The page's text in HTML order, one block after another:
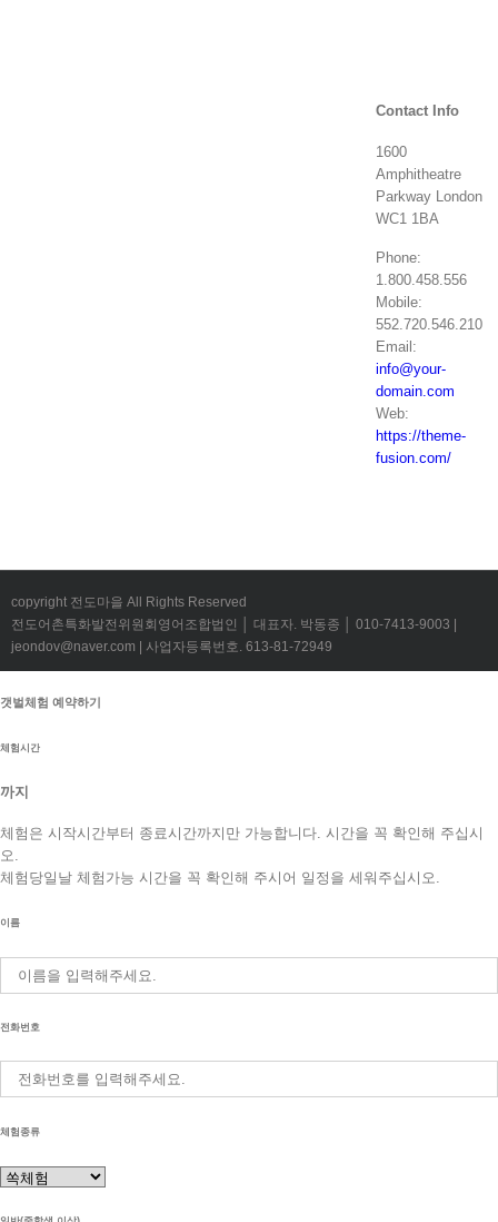
Contact Info
1600
Amphitheatre
Parkway London
WC1 1BA
Phone:
1.800.458.556
Mobile:
552.720.546.210
Email:
info@your-
domain.com
Web:
https://theme-
fusion.com/
copyright 전도마을 All Rights Reserved
전도어촌특화발전위원회영어조합법인 │ 대표자. 박동종 │ 010-7413-9003 |
jeondov@naver.com | 사업자등록번호. 613-81-72949
갯벌체험 예약하기
체험시간
까지
체험은 시작시간부터 종료시간까지만 가능합니다. 시간을 꼭 확인해 주십시
오.
체험당일날 체험가능 시간을 꼭 확인해 주시어 일정을 세워주십시오.
이름
전화번호
체험종류